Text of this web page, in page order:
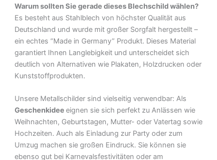
Warum sollten Sie gerade dieses Blechschild wählen?
Es besteht aus Stahlblech von höchster Qualität aus
Deutschland und wurde mit großer Sorgfalt hergestellt –
ein echtes “Made in Germany” Produkt. Dieses Material
garantiert Ihnen Langlebigkeit und unterscheidet sich
deutlich von Alternativen wie Plakaten, Holzdrucken oder
Kunststoffprodukten.
Unsere Metallschilder sind vielseitig verwendbar: Als
Geschenkidee eignen sie sich perfekt zu Anlässen wie
Weihnachten, Geburtstagen, Mutter- oder Vatertag sowie
Hochzeiten. Auch als Einladung zur Party oder zum
Umzug machen sie großen Eindruck. Sie können sie
ebenso gut bei Karnevalsfestivitäten oder am